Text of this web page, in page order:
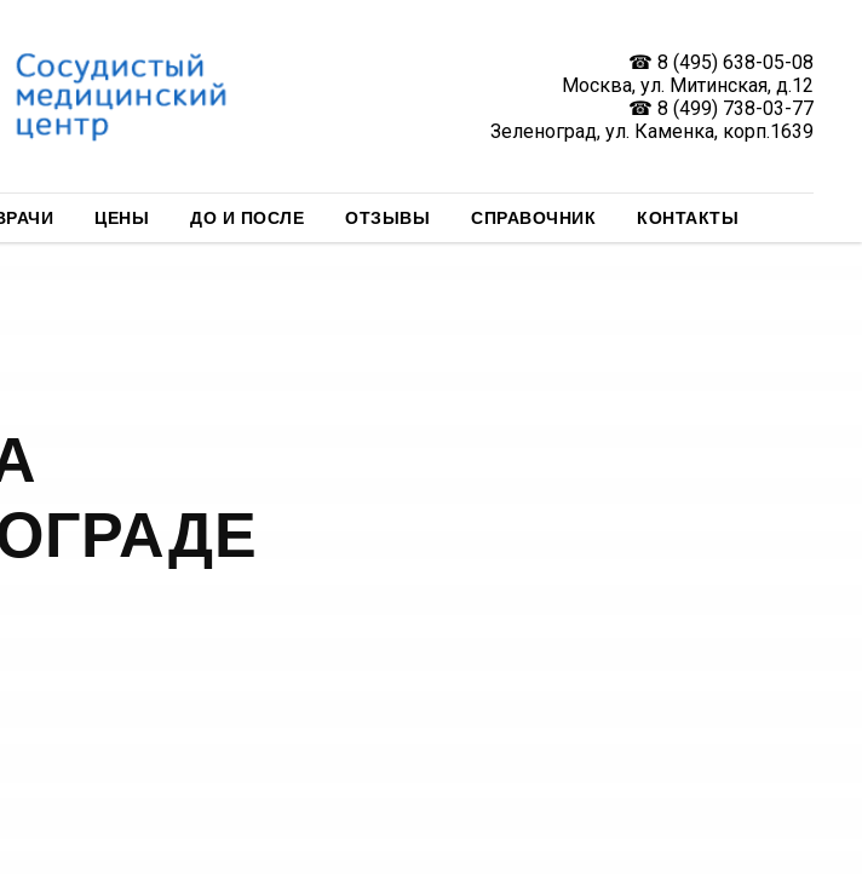
☎ 8 (495) 638-05-08
Москва, ул. Митинская, д.12
☎ 8 (499) 738-03-77
Зеленоград, ул. Каменка, корп.1639
ЦЕНЫ ДО И ПОСЛЕ ОТЗЫВЫ СПРАВОЧНИК КОНТАКТЫ